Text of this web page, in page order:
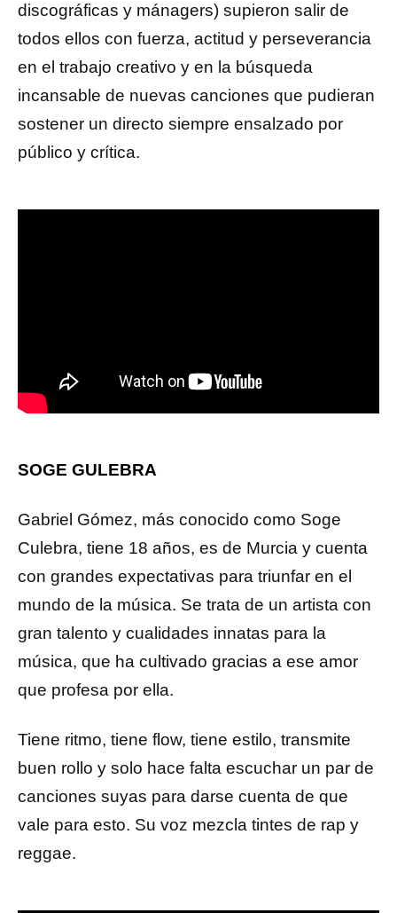
discográficas y mánagers) supieron salir de
todos ellos con fuerza, actitud y perseverancia
en el trabajo creativo y en la búsqueda
incansable de nuevas canciones que pudieran
sostener un directo siempre ensalzado por
público y crítica.
SOGE GULEBRA
Gabriel Gómez, más conocido como Soge
Culebra, tiene 18 años, es de Murcia y cuenta
con grandes expectativas para triunfar en el
mundo de la música. Se trata de un artista con
gran talento y cualidades innatas para la
música, que ha cultivado gracias a ese amor
que profesa por ella.
Tiene ritmo, tiene flow, tiene estilo, transmite
buen rollo y solo hace falta escuchar un par de
canciones suyas para darse cuenta de que
vale para esto. Su voz mezcla tintes de rap y
reggae.